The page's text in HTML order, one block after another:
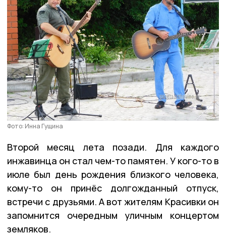
Фото: Инна Гущина
Второй месяц лета позади. Для каждого
инжавинца он стал чем-то памятен. У кого-то в
июле был день рождения близкого человека,
кому-то он принёс долгожданный отпуск,
встречи с друзьями. А вот жителям Красивки он
запомнится очередным уличным концертом
земляков.